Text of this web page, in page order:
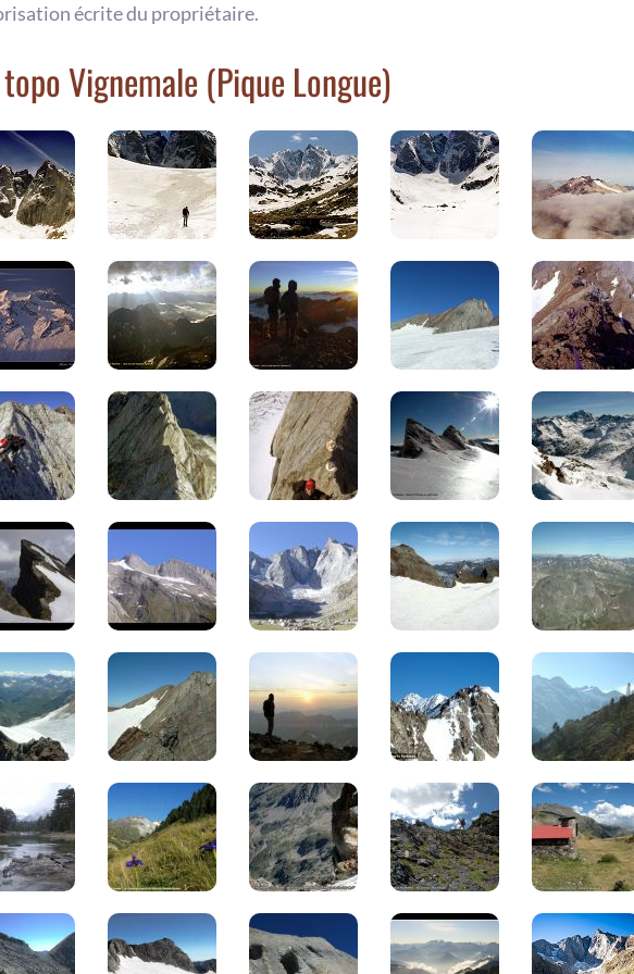
écrite du propriétaire.
Vignemale (Pique Longue)